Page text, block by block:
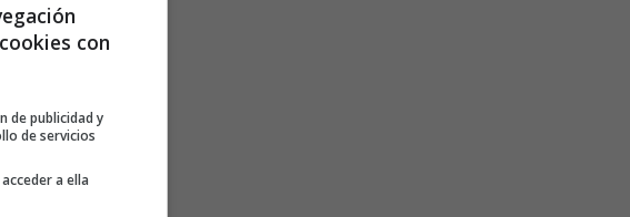
la
de una
siglo XXI,
hiperenlaces
con
de publicidad y
de servicios
a ella